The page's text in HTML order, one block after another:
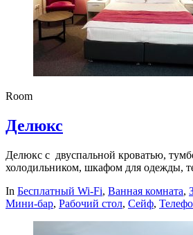
Room
Делюкс
Делюкс с двуспальной кроватью,
холодильником, шкафом для одежды,
In Бесплатный Wi-Fi, Ванная комната,
Мини-бар, Рабочий стол, Сейф,